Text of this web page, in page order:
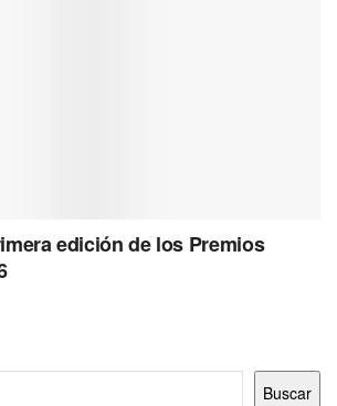
edición de los Premios
Buscar